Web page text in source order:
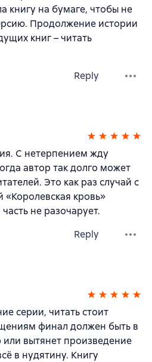
книгу на бумаге, чтобы не
Продолжение истории
книг – читать
Reply
С нетерпением жду
автор так долго может
Это как раз случай с
кровь»
не разочарует.
Reply
серии, читать стоит
финал должен быть в
вытянет произведение
в нудятину. Книгу